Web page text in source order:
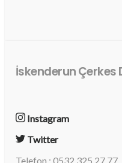
İskenderun Çerkes
Instagram
Twitter
Telefon : 0532 325 27 77